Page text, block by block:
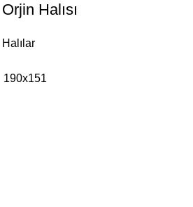
Halısı
Halılar
190x151